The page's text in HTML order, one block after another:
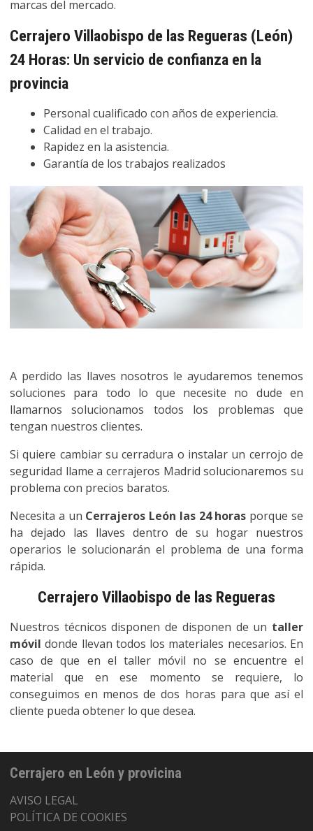
marcas del mercado.
Cerrajero Villaobispo de las Regueras (León)
24 Horas: Un servicio de confianza en la
provincia
Personal cualificado con años de experiencia.
Calidad en el trabajo.
Rapidez en la asistencia.
Garantía de los trabajos realizados
A perdido las llaves nosotros le ayudaremos tenemos
soluciones para todo lo que necesite no dude en
llamarnos solucionamos todos los problemas que
tengan nuestros clientes.
Si quiere cambiar su cerradura o instalar un cerrojo de
seguridad llame a cerrajeros Madrid solucionaremos su
problema con precios baratos.
Necesita a un Cerrajeros León las 24 horas porque se
ha dejado las llaves dentro de su hogar nuestros
operarios le solucionarán el problema de una forma
rápida.
Cerrajero Villaobispo de las Regueras
Nuestros técnicos disponen de disponen de un taller
móvil donde llevan todos los materiales necesarios. En
caso de que en el taller móvil no se encuentre el
material que en ese momento se requiere, lo
conseguimos en menos de dos horas para que así el
cliente pueda obtener lo que desea.
Cerrajero en León y provicina
AVISO LEGAL
POLÍTICA DE COOKIES